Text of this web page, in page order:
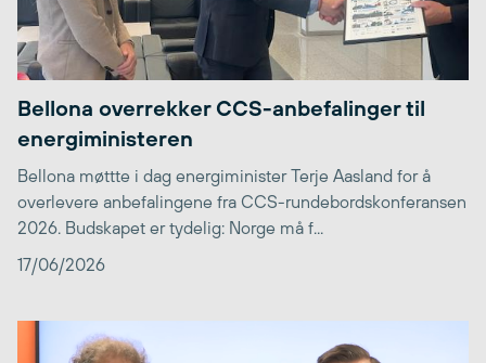
Bellona overrekker CCS-anbefalinger til
energiministeren
Bellona møttte i dag energiminister Terje Aasland for å
overlevere anbefalingene fra CCS-rundebordskonferansen
2026. Budskapet er tydelig: Norge må f...
17/06/2026